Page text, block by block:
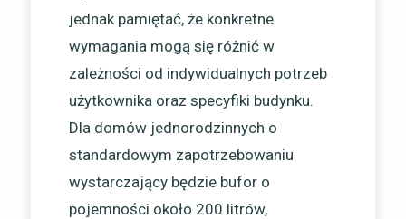
jednak pamiętać, że konkretne
wymagania mogą się różnić w
zależności od indywidualnych potrzeb
użytkownika oraz specyfiki budynku.
Dla domów jednorodzinnych o
standardowym zapotrzebowaniu
wystarczający będzie bufor o
pojemności około 200 litrów,